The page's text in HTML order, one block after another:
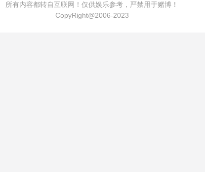
所有内容都转自互联网！仅供娱乐参考，严禁用于赌博！
CopyRight@2006-2023